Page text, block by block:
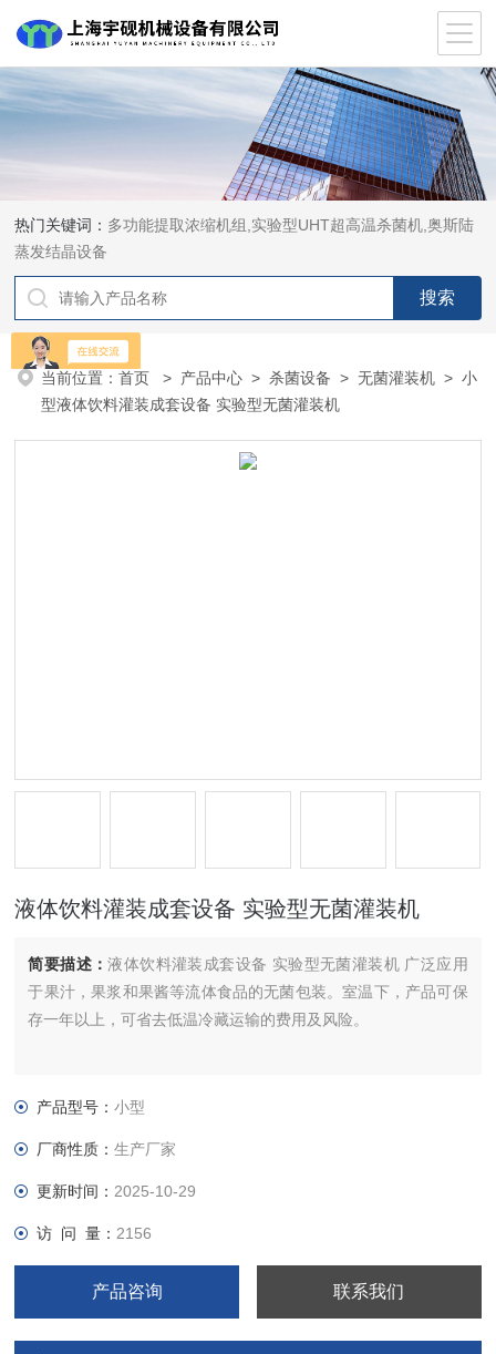
热门关键词： 多功能提取浓缩机组,实验型UHT超高温杀菌机,奥斯陆
蒸发结晶设备
当前位置：首页 > 产品中心 >杀菌设备 >无菌灌装机 > 小
型液体饮料灌装成套设备 实验型无菌灌装机
液体饮料灌装成套设备 实验型无菌灌装机
简要描述：液体饮料灌装成套设备 实验型无菌灌装机 广泛应用
于果汁，果浆和果酱等流体食品的无菌包装。室温下，产品可保
存一年以上，可省去低温冷藏运输的费用及风险。
产品型号：小型
厂商性质：生产厂家
更新时间： 2025-10-29
访 问 量： 2156
产品咨询 联系我们